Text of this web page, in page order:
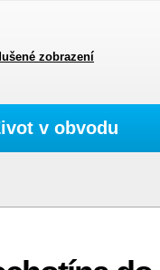
zobrazení
v obvodu